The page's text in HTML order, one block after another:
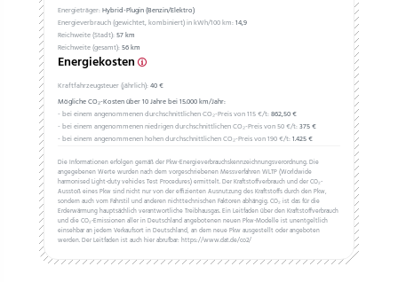
Energieträger:Hybrid-Plugin (Benzin/Elektro)
Energieverbrauch (gewichtet, kombiniert) in kWh/100 km:14,9
Reichweite (Stadt):57 km
Reichweite (gesamt):56 km
Energiekosten
Kraftfahrzeugsteuer (jährlich):40 €
Mögliche CO₂-Kosten über 10 Jahre bei 15.000 km/Jahr:
- bei einem angenommenen durchschnittlichen CO₂-Preis von 115 €/t:862,50 €
- bei einem angenommenen niedrigen durchschnittlichen CO₂-Preis von 50 €/t:375 €
- bei einem angenommenen hohen durchschnittlichen CO₂-Preis von 190 €/t:1.425 €
Die Informationen erfolgen gemäß der Pkw-Energieverbrauchskennzeichnungsverordnung. Die
angegebenen Werte wurden nach dem vorgeschriebenen Messverfahren WLTP (Worldwide
harmonised Light-duty vehicles Test Procedures) ermittelt. Der Kraftstoffverbrauch und der CO₂-
Ausstoß eines Pkw sind nicht nur von der effizienten Ausnutzung des Kraftstoffs durch den Pkw,
sondern auch vom Fahrstil und anderen nichttechnischen Faktoren abhängig. CO₂ ist das für die
Erderwärmung hauptsächlich verantwortliche Treibhausgas. Ein Leitfaden über den Kraftstoffverbrauch
und die CO₂-Emissionen aller in Deutschland angebotenen neuen Pkw-Modelle ist unentgeltlich
einsehbar an jedem Verkaufsort in Deutschland, an dem neue Pkw ausgestellt oder angeboten
werden. Der Leitfaden ist auch hier abrufbar: https://www.dat.de/co2/